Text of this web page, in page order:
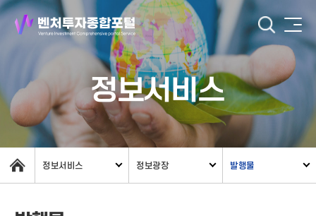
정보서비스
정보서비스 정보광장 발행물